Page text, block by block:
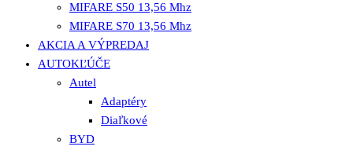
MIFARE S50 13,56 Mhz
MIFARE S70 13,56 Mhz
AKCIA A VÝPREDAJ
AUTOKĽÚČE
Autel
Adaptéry
Diaľkové
BYD